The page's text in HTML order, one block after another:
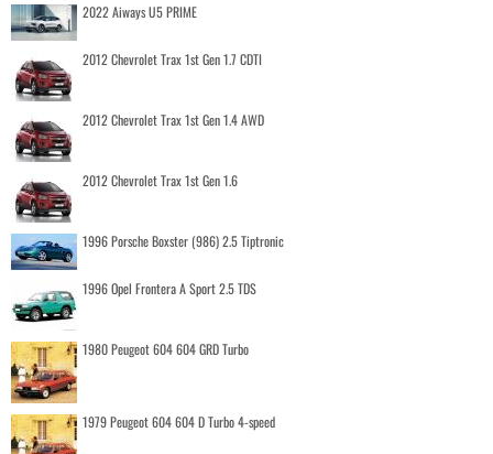
2022 Aiways U5 PRIME
2012 Chevrolet Trax 1st Gen 1.7 CDTI
2012 Chevrolet Trax 1st Gen 1.4 AWD
2012 Chevrolet Trax 1st Gen 1.6
1996 Porsche Boxster (986) 2.5 Tiptronic
1996 Opel Frontera A Sport 2.5 TDS
1980 Peugeot 604 604 GRD Turbo
1979 Peugeot 604 604 D Turbo 4-speed